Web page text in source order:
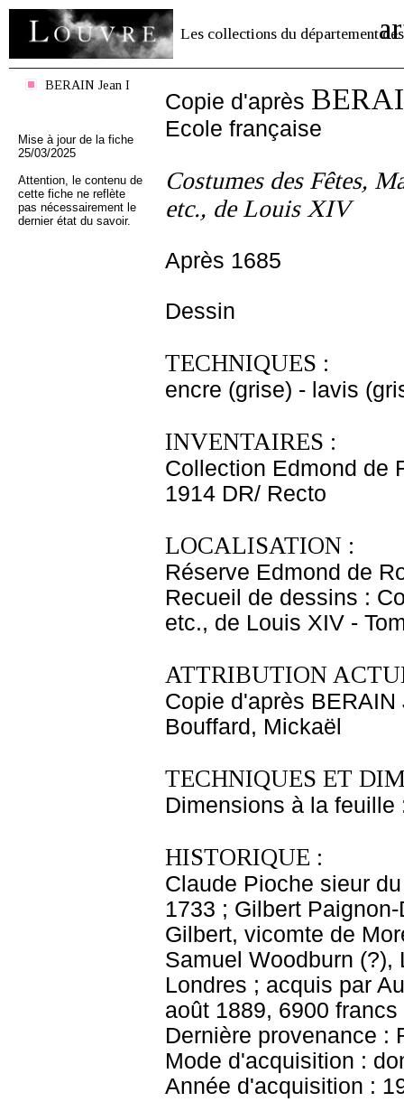
Les collections du département des
BERAIN Jean I
Mise à jour de la fiche
25/03/2025
Attention, le contenu de
cette fiche ne reflète
pas nécessairement le
dernier état du savoir.
Copie d'après
Ecole française
Costumes des Fêtes,
etc., de Louis XIV
Après 1685
Dessin
TECHNIQUES :
encre (grise) - lavis
INVENTAIRES :
Collection Edmond de
1914 DR/ Recto
LOCALISATION :
Réserve Edmond de
Recueil de dessins :
etc., de Louis XIV -
ATTRIBUTION
Copie d'après BERAIN
Bouffard, Mickaël
TECHNIQUES ET
Dimensions à la
HISTORIQUE :
Claude Pioche sieur
1733 ; Gilbert
Gilbert, vicomte de
Samuel Woodburn
Londres ; acquis par
août 1889, 6900
Dernière provenance :
Mode d'acquisition :
Année d'acquisition :